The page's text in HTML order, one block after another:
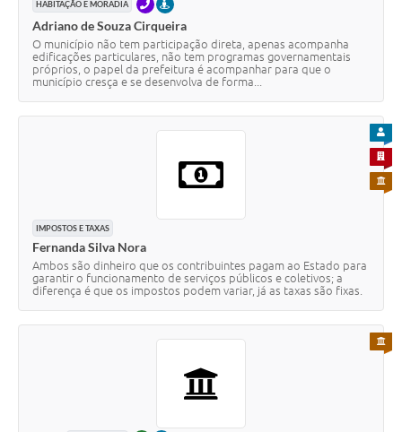
HABITAÇÃO E MORADIA TELEFONEPRESENCIAL
Adriano de Souza Cirqueira
O município não tem participação direta, apenas acompanha
edificações particulares, não tem programas governamentais
próprios, o papel da prefeitura é acompanhar para que o
município cresça e se desenvolva de forma...
IMPOSTOS E TAXAS
Fernanda Silva Nora
Ambos são dinheiro que os contribuintes pagam ao Estado para
garantir o funcionamento de serviços públicos e coletivos; a
diferença é que os impostos podem variar, já as taxas são fixas.
PARA
PARA
PARA